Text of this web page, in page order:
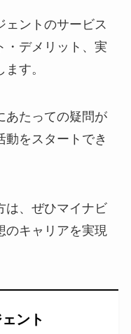
ェントのサービス
・デメリット、実
す。
あたっての疑問が
をスタートでき
は、ぜひマイナビ
のキャリアを実現
ント